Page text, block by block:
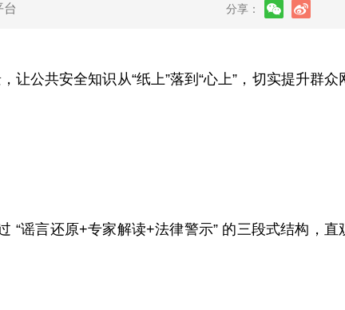
台 分享：
公共安全知识从“纸上”落到“心上”，切实提升群众
谣言还原+专家解读+法律警示” 的三段式结构，直